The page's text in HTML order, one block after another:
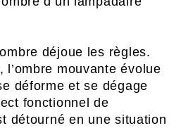
déjoue les règles.
l’ombre mouvante évolue
déforme et se dégage
fonctionnel de
détourné en une situation